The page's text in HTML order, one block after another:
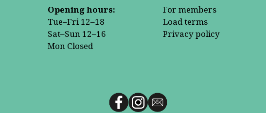
Opening hours:
Tue–Fri 12–18
Sat–Sun 12–16
Mon Closed
For members
Load terms
Privacy policy